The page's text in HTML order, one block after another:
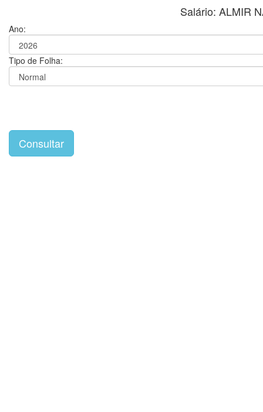
Salário: ALMIR
Ano:
Tipo de Folha: